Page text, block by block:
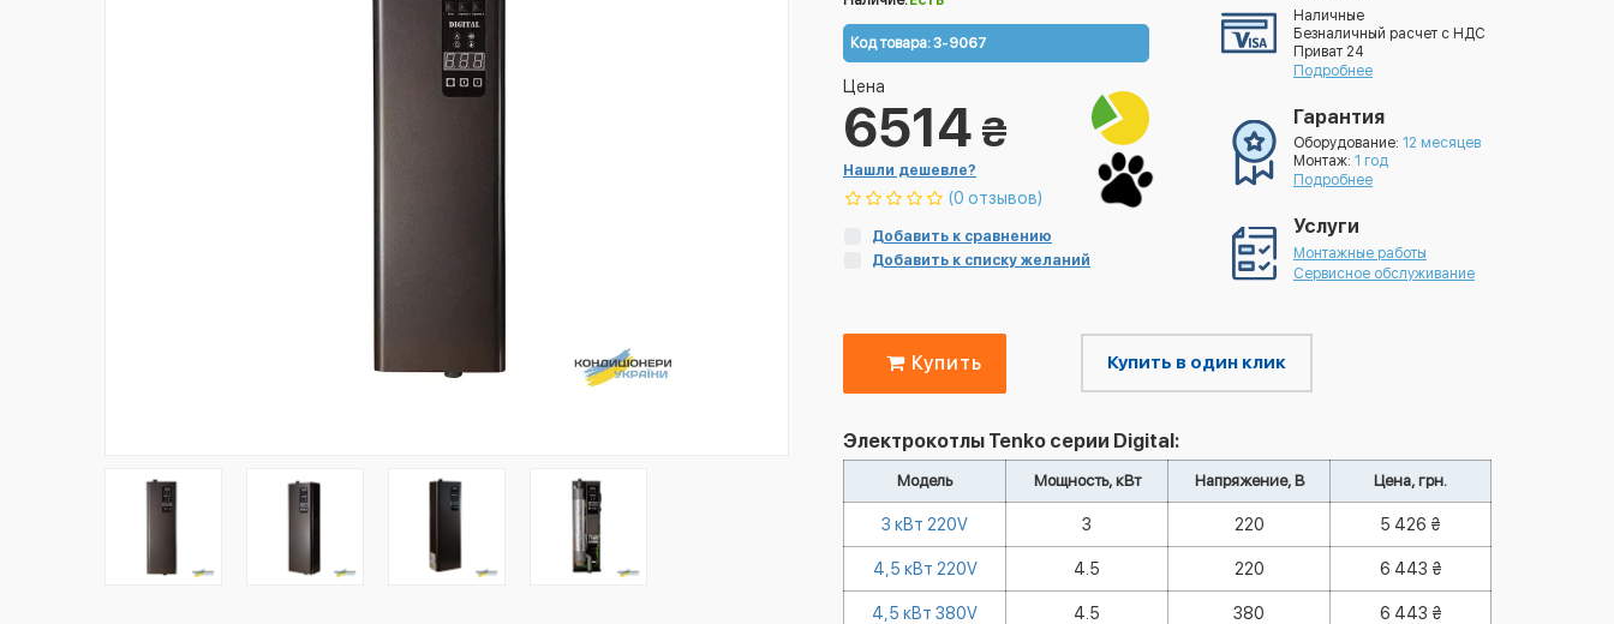
Код товара:3-9067
Цена
6514 ₴
Нашли дешевле?
(0 отзывов)
Добавить к сравнению
Добавить к списку желаний
Наличные
Безналичный расчет с НДС
Приват 24
Подробнее
Гарантия
Оборудование: 12 месяцев
Монтаж: 1 год
Подробнее
Услуги
Монтажные работы
Сервисное обслуживание
Купить Купить в один клик
Электрокотлы Tenko серии Digital:
Модель Мощность, кВт Напряжение, В Цена, грн.
3 кВт 220V 3 220 5 426 ₴
4,5 кВт 220V 4.5 220 6 443 ₴
4,5 кВт 380V 4.5 380 6 443 ₴